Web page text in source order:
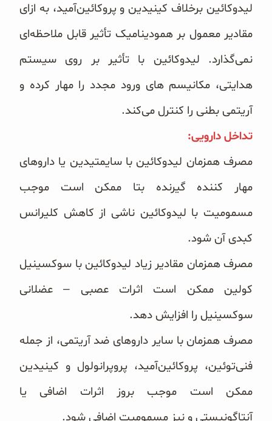
لیدوکائین برخلاف کینیدین و پروکائین‌آمید، به ازای
مقادیر معمول بر همودینامیک تأثیر قابل ملاحظه‌ای
نمی‌گذارد. ‏لیدوکائین با تأثیر بر روی سیستم
هدایتی، مکانیسم های ورود مجدد را مهار کرده و
آریتمی بطنی را کنترل می‌کند. ‏
تداخل دارویی:‏
مصرف همزمان لیدوکائین با سایمتیدین یا داروهای
مهار کننده گیرنده بتا ممکن است موجب
مسمومیت با لیدوکائین ناشی از ‏کاهش کلیرانس
کبدی آن شود.
مصرف همزمان مقادیر زیاد لیدوکائین با سوکسینیل
کولین ممکن است اثرات عصبی – عضلانی
سوکسینیل را افزایش دهد.
مصرف همزمان با سایر داروهای ضد آریتمی، از جمله
فنی‌توئین، پروکائین‌آمید، پروپرانولول و کینیدین
ممکن است موجب ‏بروز اثرات اضافی یا
آنتاگونیستی و نیز مسمومیت اضافی شود.